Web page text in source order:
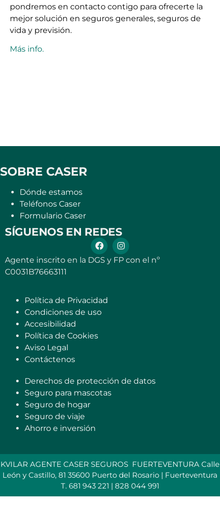
pondremos en contacto contigo para ofrecerte la
mejor solución en seguros generales, seguros de
vida y previsión.
Más info.
SOBRE CASER
Dónde estamos
Teléfonos Caser
Formulario Caser
SÍGUENOS EN REDES
Agente inscrito en la DGS y FP con el nº
C0031B76663111
Política de Privacidad
Condiciones de uso
Accesibilidad
Política de Cookies
Aviso Legal
Contáctenos
Derechos de protección de datos
Seguro para mascotas
Seguro de hogar
Seguro de viaje
Ahorro e inversión
KVILAR AGENTE CASER SEGUROS FUERTEVENTURA Calle
León y Castillo, 81 35600 Puerto del Rosario | Fuerteventura
T. 681 943 221 | 828 044 991